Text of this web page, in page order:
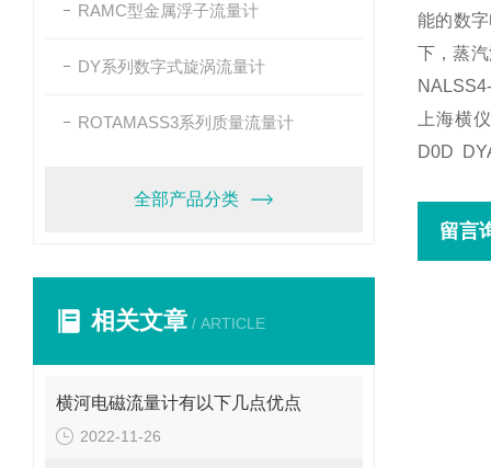
RAMC型金属浮子流量计
DY系列数字式旋涡流量计
ROTAMASS3系列质量流量计
全部产品分类
相关文章 / ARTICLE
横河电磁流量计有以下几点优点
2022-11-26
能的数
下，蒸
上海横
D0D
留言